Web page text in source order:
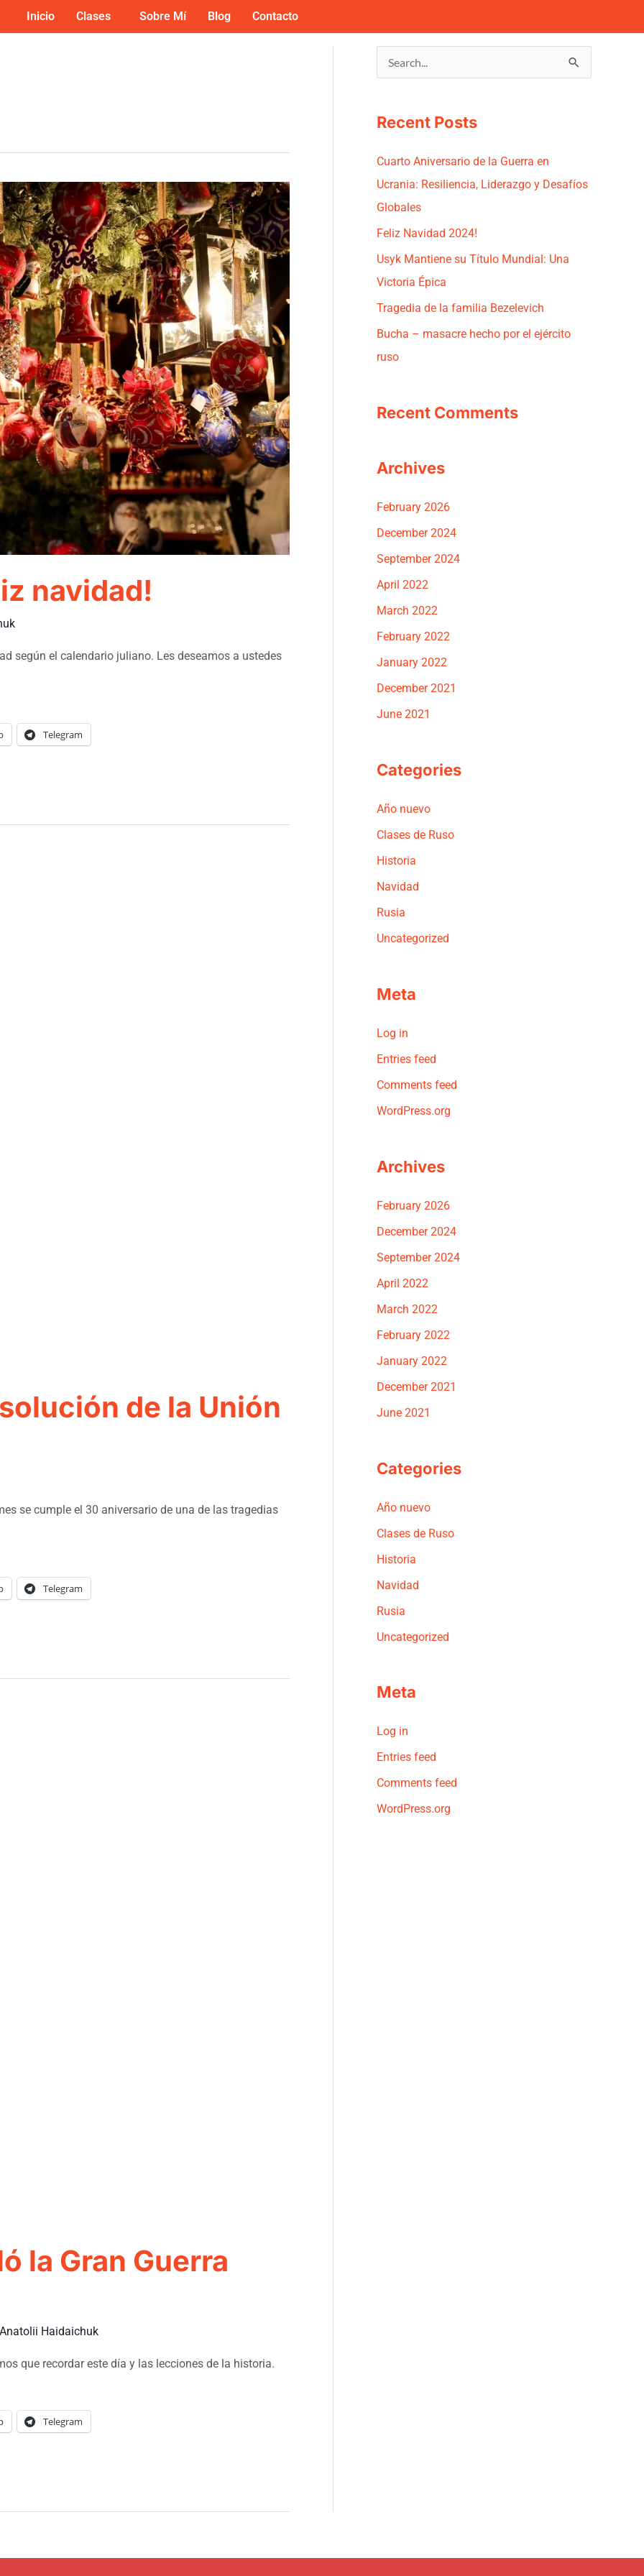
Inicio Clases Sobre Mí Blog Contacto
navidad!
según el calendario juliano. Les deseamos a ustedes
Telegram
de la Unión
se cumple el 30 aniversario de una de las tragedias
Telegram
la Gran Guerra
Anatolii Haidaichuk
que recordar este día y las lecciones de la historia.
Telegram
c
h
f
o
Recent Posts
Cuarto Aniversario de la Guerra en
Ucrania: Resiliencia, Liderazgo y Desafíos
Globales
Feliz Navidad 2024!
Usyk Mantiene su Título Mundial: Una
Victoria Épica
Tragedia de la familia Bezelevich
Bucha – masacre hecho por el ejército
ruso
Recent Comments
Archives
February 2026
December 2024
September 2024
April 2022
March 2022
February 2022
January 2022
December 2021
June 2021
Categories
Año nuevo
Clases de Ruso
Historia
Navidad
Rusia
Uncategorized
Meta
Log in
Entries feed
Comments feed
WordPress.org
Archives
February 2026
December 2024
September 2024
April 2022
March 2022
February 2022
January 2022
December 2021
June 2021
Categories
Año nuevo
Clases de Ruso
Historia
Navidad
Rusia
Uncategorized
Meta
Log in
Entries feed
Comments feed
WordPress.org